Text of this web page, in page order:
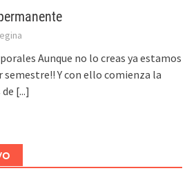
Aunque no lo creas ya estamos
Y con ello comienza la
[...]